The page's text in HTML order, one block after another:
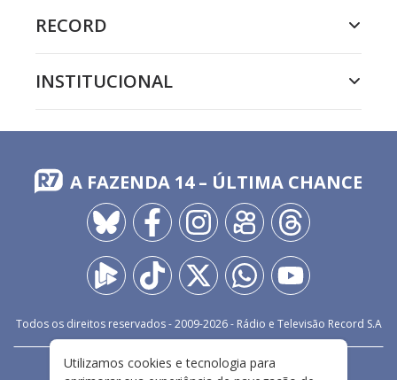
RECORD
INSTITUCIONAL
A FAZENDA 14 – ÚLTIMA CHANCE
Todos os direitos reservados - 2009-2026- Rádio e Televisão Record S.A
FALE CONOSCO PRIVACIDADE
Utilizamos cookies e tecnologia para